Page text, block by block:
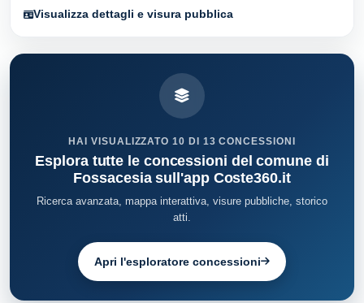
Visualizza dettagli e visura pubblica
HAI VISUALIZZATO 10 DI 13 CONCESSIONI
Esplora tutte le concessioni del comune di
Fossacesia sull'app Coste360.it
Ricerca avanzata, mappa interattiva, visure pubbliche, storico
atti.
Apri l'esploratore concessioni